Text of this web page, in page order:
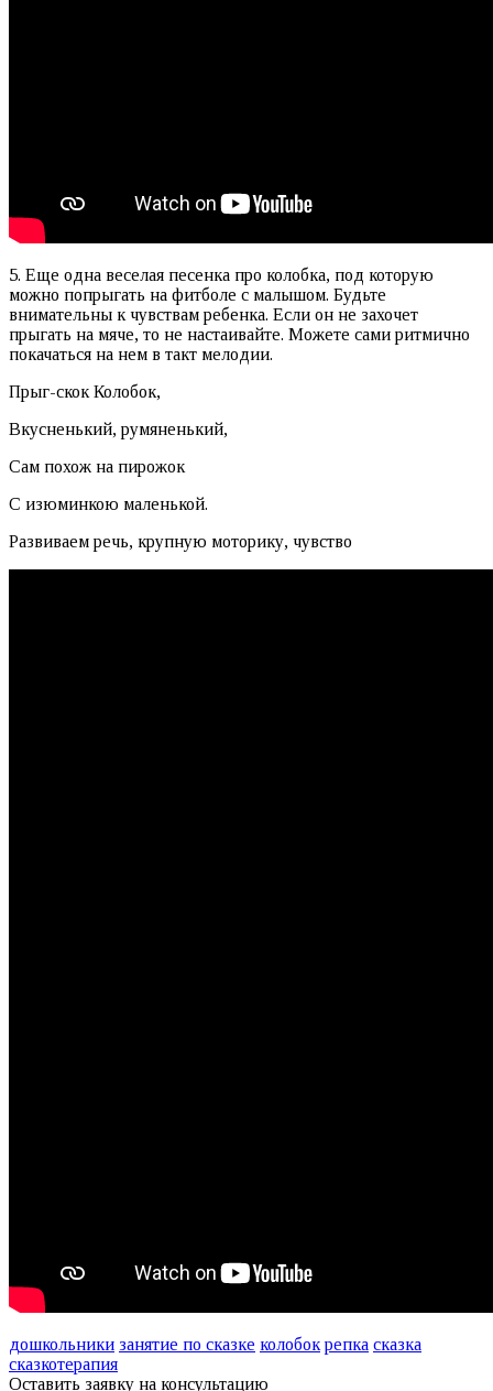
5. Еще одна веселая песенка про колобка, под которую
можно попрыгать на фитболе с малышом. Будьте
внимательны к чувствам ребенка. Если он не захочет
прыгать на мяче, то не настаивайте. Можете сами ритмично
покачаться на нем в такт мелодии.
Прыг-скок Колобок,
Вкусненький, румяненький,
Сам похож на пирожок
С изюминкою маленькой.
Развиваем речь, крупную моторику, чувство
дошкольники занятие по сказке колобок репка сказка
сказкотерапия
Оставить заявку на консультацию